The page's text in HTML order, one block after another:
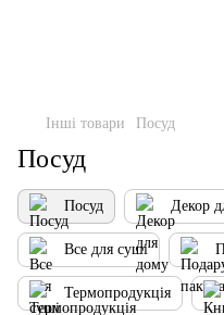
Інші товари Посуд
Посуд
Посуд Декор
Все для суші
Термопродукція